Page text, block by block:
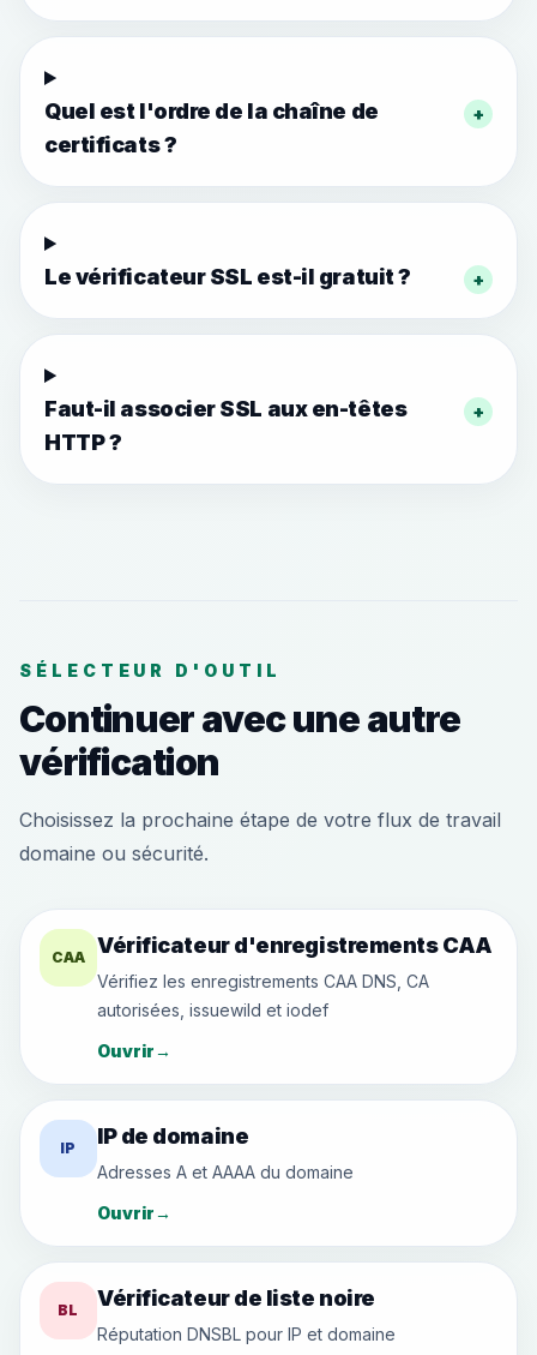
Quel est l'ordre de la chaîne de
certificats ?
+
Le vérificateur SSL est-il gratuit ? +
Faut-il associer SSL aux en-têtes
HTTP ?
+
SÉLECTEUR D'OUTIL
Continuer avec une autre
vérification
Choisissez la prochaine étape de votre flux de travail
domaine ou sécurité.
CAA Vérificateur d'enregistrements CAA
Vérifiez les enregistrements CAA DNS, CA
autorisées, issuewild et iodef
Ouvrir→
IP IP de domaine
Adresses A et AAAA du domaine
Ouvrir→
BL Vérificateur de liste noire
Réputation DNSBL pour IP et domaine